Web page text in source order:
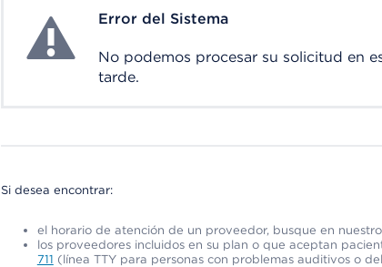
System ErrorError del Sistema
No podemos procesar su solicitud en
tarde.
Si desea encontrar:
el horario de atención de un proveedor, busque en
los proveedores incluidos en su plan o que aceptan
711 (línea TTY para personas con problemas auditivos o